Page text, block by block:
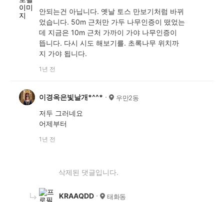
안되는건 아닙니다. 옛날 토스 만보기처럼 바뀌
었습니다. 50m 근처만 가두 나무인증이 떴었는
데 지금은 10m 근처 가까이 가야 나무인증이
뜹니다. 다시 시도 해보기를. 초록나무 위치까
지 가야 됩니다.
1년 전
이경옥은빛날개*^^* 우만2동
저두 그러네요
어제부터
1년 전
삭제된 댓글입니다.
KRAAQDD 태화동